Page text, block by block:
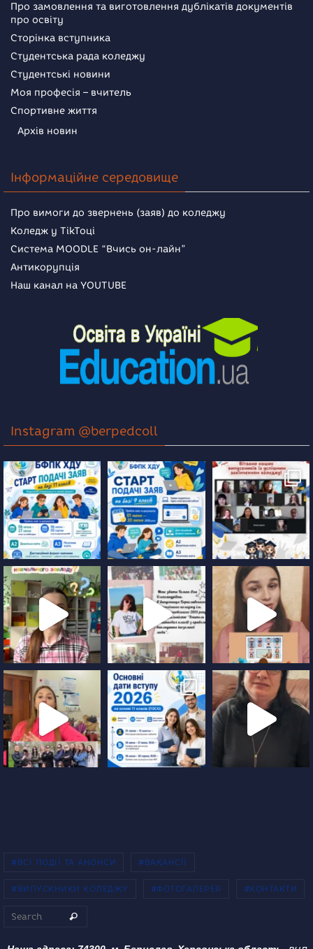
Про замовлення та виготовлення дублікатів документів
про освіту
Сторінка вступника
Студентська рада коледжу
Студентські новини
Моя професія – вчитель
Спортивне життя
Архів новин
Інформаційне середовище
Про вимоги до звернень (заяв) до коледжу
Коледж у TikToці
Система MOODLE “Вчись он-лайн”
Антикорупція
Наш канал на YOUTUBE
Instagram @berpedcoll
#ВСІ ПОДІЇ ТА АНОНСИ #ВАКАНСІЇ
#ВИПУСКНИКИ КОЛЕДЖУ #ФОТОГАЛЕРЕЯ #КОНТАКТИ
Search